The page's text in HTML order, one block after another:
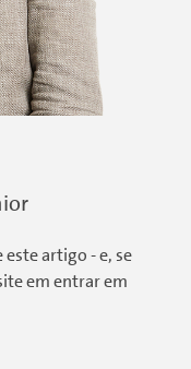
artigo - e, se
em entrar em